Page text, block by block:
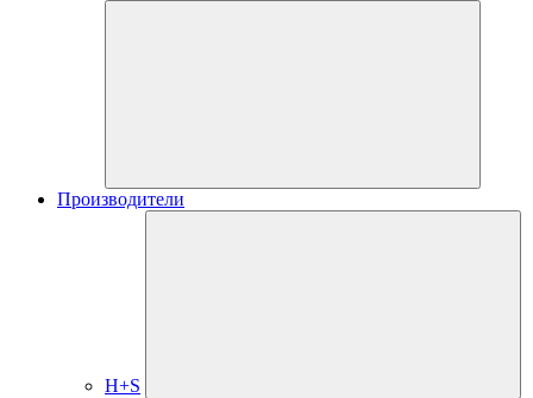
Производители
H+S